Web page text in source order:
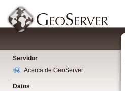
Servidor
Acerca de GeoServer
Datos